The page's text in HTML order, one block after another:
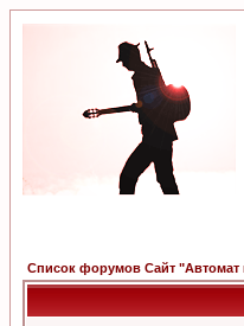
Список форумов Сайт "Автомат